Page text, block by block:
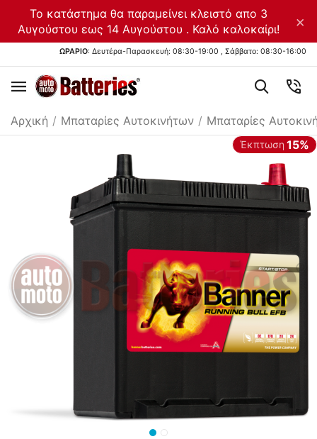
Το κατάστημα θα παραμείνει κλειστό απο 3
Αυγούστου εως 14 Αυγούστου . Καλό καλοκαίρι!
×
ΩΡΑΡΙΟ: Δευτέρα-Παρασκευή: 08:30-19:00 , Σάββατο: 08:30-16:00
Αρχική / Μπαταρίες Αυτοκινήτων / Μπαταρίες
Έκπτωση 15%